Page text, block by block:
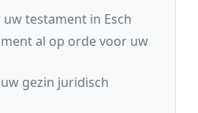
testament in Esch
al op orde voor uw
gezin juridisch